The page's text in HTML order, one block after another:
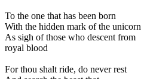
To the one that has been born
With the hidden mark of the unicorn
As sigh of those who descent from
royal blood
For thou shalt ride, do never rest